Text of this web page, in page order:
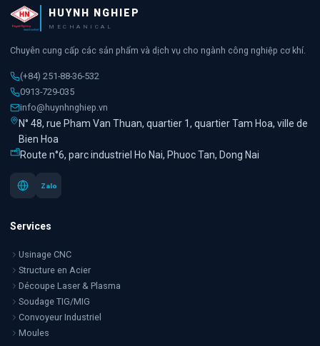
HUYNH NGHIEP
MECHANICAL
Chuyên cung cấp các sản phẩm và dịch vụ cho ngành công nghiệp cơ khí.
(+84) 251-88-36-532
0913-729-035
info@huynhnghiep.vn
N° 48, rue Pham Van Thuan, quartier 1, quartier Tam Hoa, ville de
Bien Hoa
Route n°6, parc industriel Ho Nai, Phuoc Tan, Dong Nai
Zalo
Services
Usinage CNC
Structure en Acier
Découpe Laser & Plasma
Soudage TIG/MIG
Convoyeur Industriel
Moules